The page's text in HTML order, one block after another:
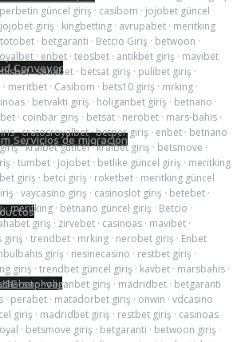
Conveyor
Servicios de migración
sap-var
güncel giriş · casibom · jojobet güncel
jojobet giriş · kingbetting · avrupabet · meritking
· betgaranti · Betcio Giriş · betwoon ·
· enbet · teosbet · antikbet giriş · mavibet
·sahabet · betsat giriş · pulibet giriş ·
· meritbet · Casibom · bets10 giriş · mrking ·
· betvakti giriş · holiganbet giriş · betnano ·
· coinbar giriş · betsat · nerobet · mars-bahis ·
·cratosroyalbet·betper giriş · enbet · betnano
·kralbet güncel·kralbet giriş · betsmove ·
· tumbet · jojobet · betlike güncel giriş · meritking
giriş · betci giriş · roketbet · meritking güncel
· vaycasino giriş · casinoslot giriş · betebet ·
·meritking · betnano güncel giriş · Betcio ·
giriş · zirvebet · casinoas · mavibet ·
giriş · trendbet · mrking · nerobet giriş · Enbet
giriş · nesinecasino · restbet giriş ·
giriş · trendbet güncel giriş · kavbet · marsbahis ·
·holiganbet giriş · madridbet · betgaranti
· perabet · matadorbet giriş · onwin · vdcasino
giriş · madridbet giriş · restbet giriş · casinoas
· betsmove giriş · betgaranti · betwoon giriş ·